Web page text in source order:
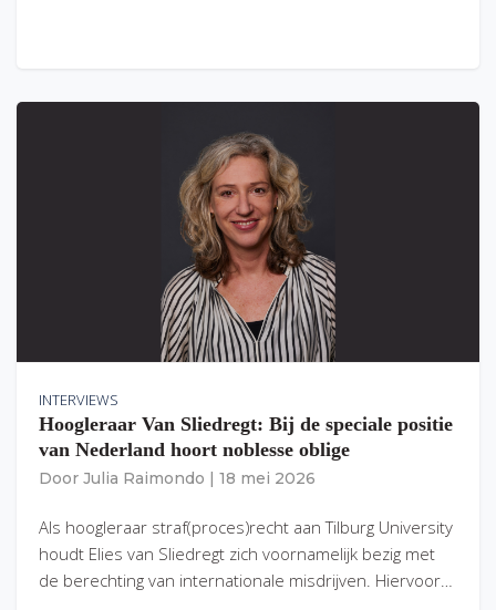
INTERVIEWS
Hoogleraar Van Sliedregt: Bij de speciale positie
van Nederland hoort noblesse oblige
Door Julia Raimondo 18 mei 2026
Als hoogleraar straf(proces)recht aan Tilburg University
houdt Elies van Sliedregt zich voornamelijk bezig met
de berechting van internationale misdrijven. Hiervoor…